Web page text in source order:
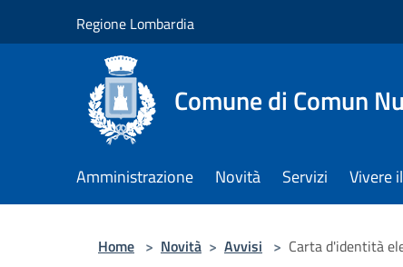
Regione Lombardia
Comune di Comun
Amministrazione Novità Servizi Vivere
Home > Novità > Avvisi > Carta d'identità